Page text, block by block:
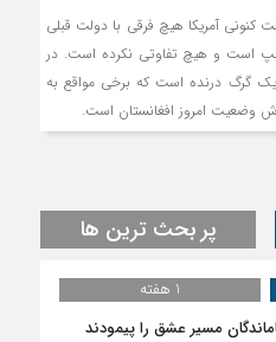
کنونی آمریکا هیچ فرقی با دولت قبلی
است و هیچ تفاوتی نکرده است. در
گرگ درنده است که برخی مواقع به
وضعیت امروز افغانستان است.
پر بحث ترین ها
1 هفته
مسیر عشق را پیمودند